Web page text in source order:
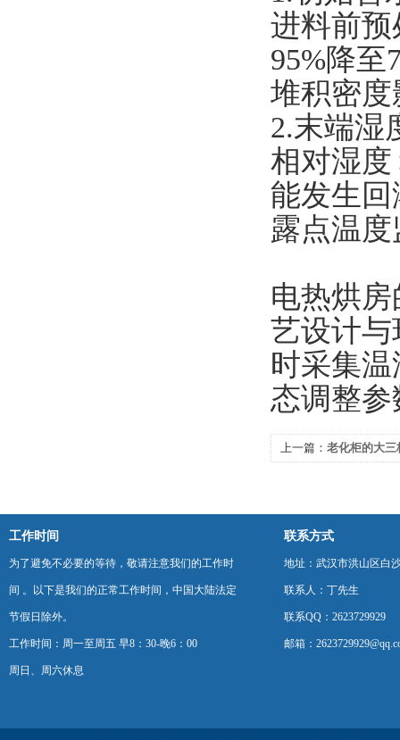
进料前
95%降至
堆积密
2.末端湿
相对湿度
能发生回
露点温
电热烘
艺设计
时采集
态调整
上一篇： 老化柜的大三
工作时间
为了避免不必要的等待，敬请注意我们的工作时
间 。以下是我们的正常工作时间，中国大陆法定
节假日除外。
工作时间：周一至周五 早8：30-晚6：00
周日、周六休息
联系方式
地址：武汉市洪山区白
联系人：丁先生
联系QQ：2623729929
邮箱：